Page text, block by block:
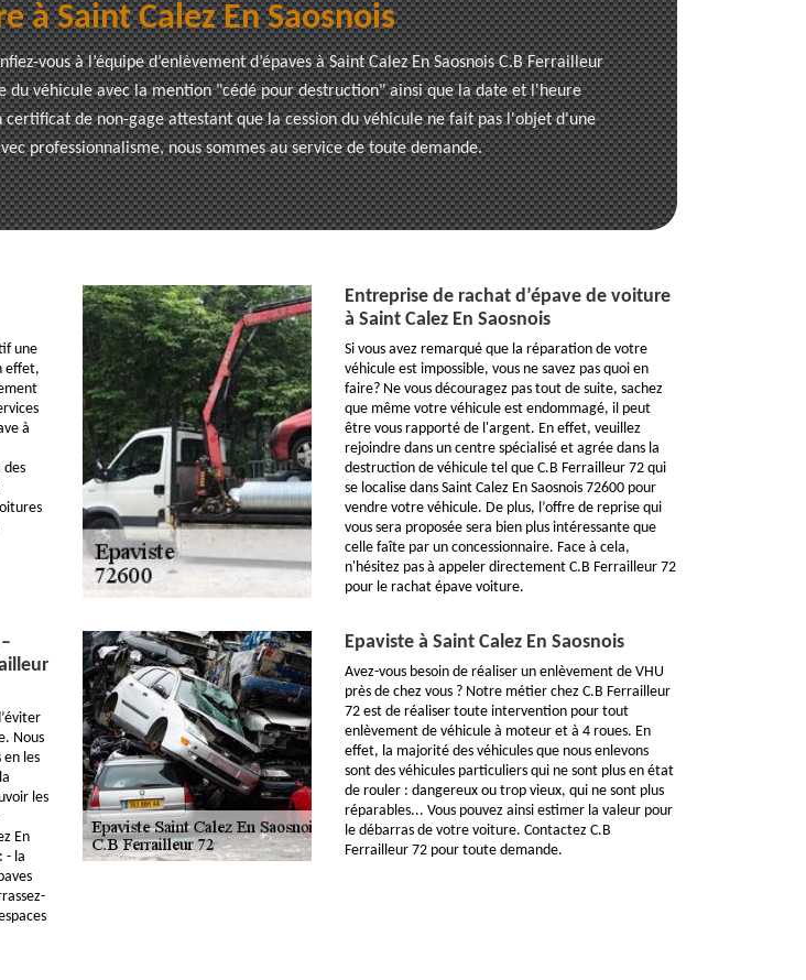
à Saint Calez En Saosnois
vous à l’équipe d’enlèvement d’épaves à Saint Calez En Saosnois C.B Ferrailleur
véhicule avec la mention "cédé pour destruction" ainsi que la date et l'heure
de non-gage attestant que la cession du véhicule ne fait pas l'objet d'une
professionnalisme, nous sommes au service de toute demande.
une
effet,
à
Entreprise de rachat d’épave de voiture
à Saint Calez En Saosnois
Si vous avez remarqué que la réparation de votre
véhicule est impossible, vous ne savez pas quoi en
faire? Ne vous découragez pas tout de suite, sachez
que même votre véhicule est endommagé, il peut
être vous rapporté de l'argent. En effet, veuillez
rejoindre dans un centre spécialisé et agrée dans la
destruction de véhicule tel que C.B Ferrailleur 72 qui
se localise dans Saint Calez En Saosnois 72600 pour
vendre votre véhicule. De plus, l’offre de reprise qui
vous sera proposée sera bien plus intéressante que
celle faîte par un concessionnaire. Face à cela,
n'hésitez pas à appeler directement C.B Ferrailleur 72
pour le rachat épave voiture.
Nous
les
les
En
- la
Epaviste à Saint Calez En Saosnois
Avez-vous besoin de réaliser un enlèvement de VHU
près de chez vous ? Notre métier chez C.B Ferrailleur
72 est de réaliser toute intervention pour tout
enlèvement de véhicule à moteur et à 4 roues. En
effet, la majorité des véhicules que nous enlevons
sont des véhicules particuliers qui ne sont plus en état
de rouler : dangereux ou trop vieux, qui ne sont plus
réparables... Vous pouvez ainsi estimer la valeur pour
le débarras de votre voiture. Contactez C.B
Ferrailleur 72 pour toute demande.